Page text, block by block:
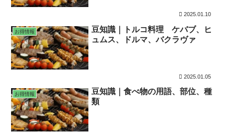
2025.01.10
お得情報
豆知識｜トルコ料理 ケバブ、ヒ
ュムス、ドルマ、バクラヴァ
2025.01.05
お得情報
豆知識｜食べ物の用語、部位、種
類